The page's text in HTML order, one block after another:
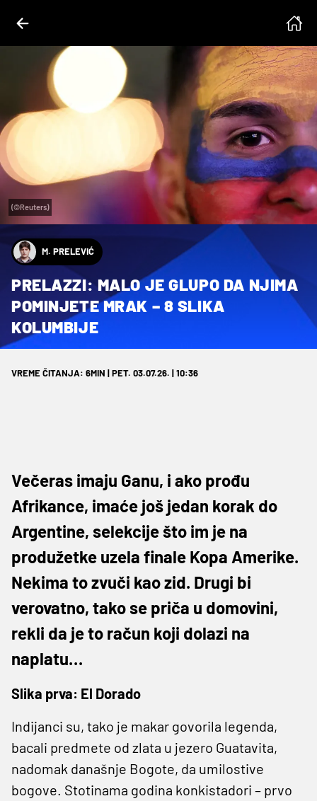
(©Reuters)
M. PRELEVIĆ
PRELAZZI: MALO JE GLUPO DA NJIMA
POMINJETE MRAK – 8 SLIKA
KOLUMBIJE
VREME ČITANJA: 6MIN | PET. 03.07.26. | 10:36
Večeras imaju Ganu, i ako prođu
Afrikance, imaće još jedan korak do
Argentine, selekcije što im je na
produžetke uzela finale Kopa Amerike.
Nekima to zvuči kao zid. Drugi bi
verovatno, tako se priča u domovini,
rekli da je to račun koji dolazi na
naplatu…
Slika prva: El Dorado
Indijanci su, tako je makar govorila legenda,
bacali predmete od zlata u jezero Guatavita,
nadomak današnje Bogote, da umilostive
bogove. Stotinama godina konkistadori – prvo